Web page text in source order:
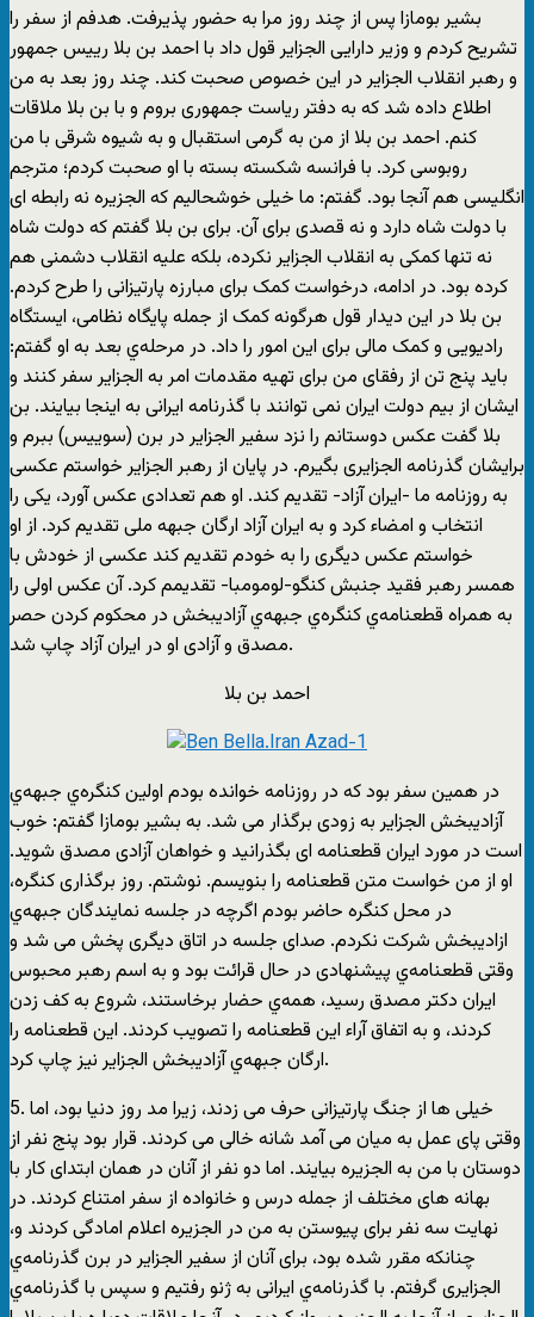
بشیر بومازا پس از چند روز مرا به حضور پذیرفت. هدفم از سفر را
تشریح کردم و وزیر دارایی الجزایر قول داد با احمد بن بلا رییس جمهور
و رهبر انقلاب الجزایر در این خصوص صحبت کند. چند روز بعد به من
اطلاع داده شد که به دفتر ریاست جمهوری بروم و با بن بلا ملاقات
کنم. احمد بن بلا از من به گرمی استقبال و به شیوه شرقی با من
روبوسی کرد. با فرانسه شکسته بسته با او صحبت کردم؛ مترجم
انگلیسی هم آنجا بود. گفتم: ما خیلی خوشحالیم که الجزیره نه رابطه ای
با دولت شاه دارد و نه قصدی برای آن. برای بن بلا گفتم که دولت شاه
نه تنها کمکی به انقلاب الجزایر نکرده، بلکه علیه انقلاب دشمنی هم
کرده بود. در ادامه، درخواست کمک برای مبارزه پارتیزانی را طرح کردم.
بن بلا در این دیدار قول هرگونه کمک از جمله پایگاه نظامی، ایستگاه
رادیویی و کمک مالی برای این امور را داد. در مرحله‌ي بعد به او گفتم:
باید پنج تن از رفقای من برای تهیه مقدمات امر به الجزایر سفر کنند و
ایشان از بیم دولت ایران نمی توانند با گذرنامه ایرانی به اینجا بیایند. بن
بلا گفت عکس دوستانم را نزد سفیر الجزایر در برن (سوییس) ببرم و
برایشان گذرنامه الجزایری بگیرم. در پایان از رهبر الجزایر خواستم عکسی
به روزنامه ما -ایران آزاد- تقدیم کند. او هم تعدادی عکس آورد، یکی را
انتخاب و امضاء کرد و به ایران آزاد ارگان جبهه ملی تقدیم کرد. از او
خواستم عکس دیگری را به خودم تقدیم کند عکسی از خودش با
همسر رهبر فقید جنبش کنگو-لومومبا- تقدیمم کرد. آن عکس اولی را
به همراه قطعنامه‌ي کنگره‌ي جبهه‌ي آزادیبخش در محکوم کردن حصر
مصدق و آزادی او در ایران آزاد چاپ شد.
احمد بن بلا
در همین سفر بود که در روزنامه خوانده بودم اولین کنگره‌ي جبهه‌ي
آزادیبخش الجزایر به زودی برگذار می شد. به بشیر بومازا گفتم: خوب
است در مورد ایران قطعنامه ای بگذرانید و خواهان آزادی مصدق شوید.
او از من خواست متن قطعنامه را بنویسم. نوشتم. روز برگذاری کنگره،
در محل کنگره حاضر بودم اگرچه در جلسه نمایندگان جبهه‌ي
ازادیبخش شرکت نکردم. صدای جلسه در اتاق دیگری پخش می شد و
وقتی قطعنامه‌ي پیشنهادی در حال قرائت بود و به اسم رهبر محبوس
ایران دکتر مصدق رسید، همه‌ي حضار برخاستند، شروع به کف زدن
کردند، و به اتفاق آراء این قطعنامه را تصویب کردند. این قطعنامه را
ارگان جبهه‌ي آزادیبخش الجزایر نیز چاپ کرد.
5. خیلی ها از جنگ پارتیزانی حرف می زدند، زیرا مد روز دنیا بود، اما
وقتی پای عمل به میان می آمد شانه خالی می کردند. قرار بود پنج نفر از
دوستان با من به الجزیره بیایند. اما دو نفر از آنان در همان ابتدای کار با
بهانه های مختلف از جمله درس و خانواده از سفر امتناع کردند. در
نهایت سه نفر برای پیوستن به من در الجزیره اعلام امادگی کردند و،
چنانکه مقرر شده بود، برای آنان از سفیر الجزایر در برن گذرنامه‌ي
الجزایری گرفتم. با گذرنامه‌ي ایرانی به ژنو رفتیم و سپس با گذرنامه‌ي